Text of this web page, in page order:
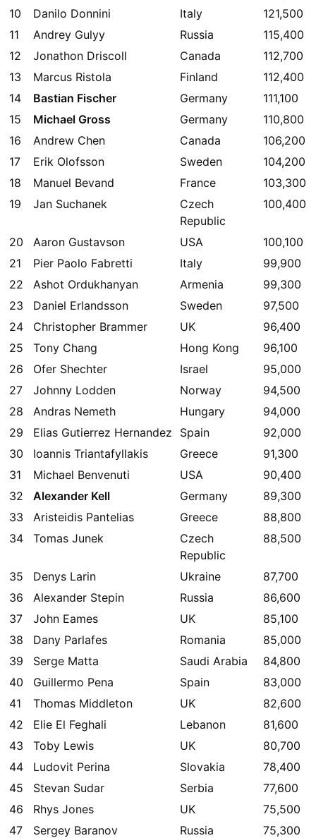
10
Danilo Donnini Italy
121,500
11
Andrey Gulyy Russia
115,400
12
Jonathon Driscoll Canada
112,700
13
Marcus Ristola Finland
112,400
14
Bastian Fischer Germany
111,100
15
Michael Gross Germany
110,800
16
Andrew Chen Canada
106,200
17
Erik Olofsson Sweden
104,200
18
Manuel Bevand France
103,300
19
Jan Suchanek
Czech
Republic
100,400
20 Aaron Gustavson USA
100,100
21
Pier Paolo Fabretti Italy
99,900
22
Ashot Ordukhanyan Armenia
99,300
23
Daniel Erlandsson Sweden
97,500
24
Christopher Brammer UK
96,400
25
Tony Chang Hong Kong
96,100
26
Ofer Shechter Israel
95,000
27
Johnny Lodden Norway
94,500
28
Andras Nemeth Hungary
94,000
29
Elias Gutierrez Hernandez Spain
92,000
30
Ioannis Triantafyllakis Greece
91,300
31
Michael Benvenuti USA
90,400
32
Alexander Kell Germany
89,300
33
Aristeidis Pantelias Greece
88,800
34
Tomas Junek
Czech
Republic
88,500
35 Denys Larin Ukraine
87,700
36
Alexander Stepin Russia
86,600
37
John Eames UK
85,100
38
Dany Parlafes Romania
85,000
39
Serge Matta Saudi Arabia
84,800
40
Guillermo Pena Spain
83,000
41
Thomas Middleton UK
82,600
42
Elie El Feghali Lebanon
81,600
43
Toby Lewis UK
80,700
44
Ludovit Perina Slovakia
78,400
45
Stevan Sudar Serbia
77,600
46
Rhys Jones UK
75,500
47
Sergey Baranov Russia
75,300